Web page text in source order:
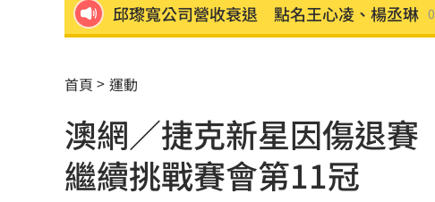
邱瓈寬公司營收衰退 點名王心凌、楊丞琳
裘莉哥哥出櫃 認了：「我是同性戀」
楚奧特第6次在生日開轟 成MLB史上第3人
漢光演習遇父親節 賴清德感性致謝國軍
首頁 運動
澳網／捷克新星因傷退
繼續挑戰賽會第11冠